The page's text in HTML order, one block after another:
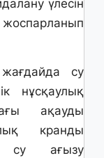
үлесін
жоспарланып
су
нұсқаулық
ақауды
кранды
су ағызу